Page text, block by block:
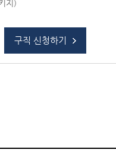
지)
구직 신청하기